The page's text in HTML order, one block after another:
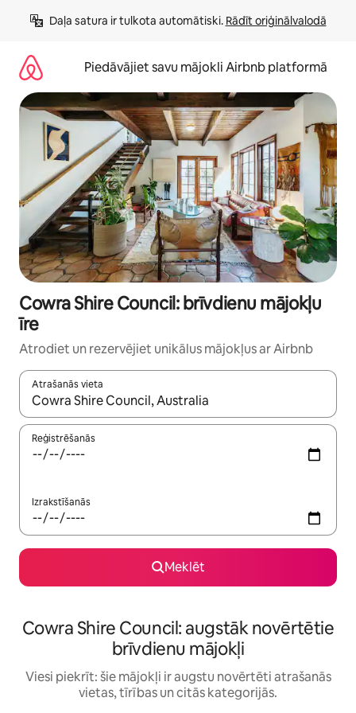
saturu
Daļa satura ir tulkota automātiski. Rādīt oriģinālvalodā
Piedāvājiet savu mājokli Airbnb platformā
Cowra Shire Council: brīvdienu mājokļu
īre
Atrodiet un rezervējiet unikālus mājokļus ar Airbnb
Atrašanās vieta
Kad rezultāti kļūs pieejami, izmantojiet bultiņu uz augšu un
Reģistrēšanās
Izrakstīšanās
Meklēt
Cowra Shire Council: augstāk novērtētie
brīvdienu mājokļi
Viesi piekrīt: šie mājokļi ir augstu novērtēti atrašanās
vietas, tīrības un citās kategorijās.